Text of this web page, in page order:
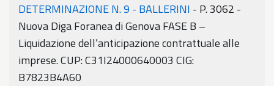
DETERMINAZIONE N. 9 - BALLERINI - P. 3062 -
Nuova Diga Foranea di Genova FASE B –
Liquidazione dell’anticipazione contrattuale alle
imprese. CUP: C31I24000640003 CIG:
B7823B4A60